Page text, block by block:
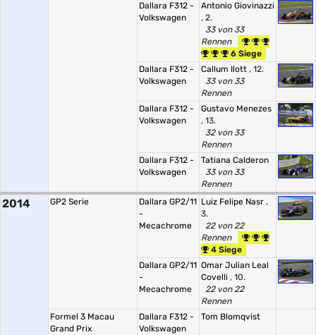
Dallara F312 -
Volkswagen
Antonio Giovinazzi
, 2.
33 von 33
Rennen
6 Siege
Dallara F312 -
Volkswagen
Callum Ilott , 12.
33 von 33
Rennen
Dallara F312 -
Volkswagen
Gustavo Menezes
, 13.
32 von 33
Rennen
Dallara F312 -
Volkswagen
Tatiana Calderon
33 von 33
Rennen
2014 GP2 Serie
Dallara GP2/11
-
Mecachrome
Luiz Felipe Nasr ,
3.
22 von 22
Rennen
4 Siege
Dallara GP2/11
-
Mecachrome
Omar Julian Leal
Covelli , 10.
22 von 22
Rennen
Formel 3 Macau
Grand Prix
Dallara F312 -
Volkswagen
Tom Blomqvist